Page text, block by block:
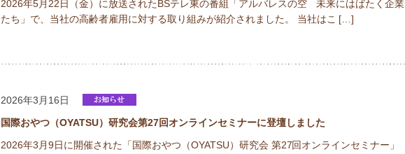
2026年5月22日（金）に放送されたBSテレ東の番組「アルバレスの空 未来にはばたく企業
たち」で、当社の高齢者雇用に対する取り組みが紹介されました。 当社はこ […]
2026年3月16日
国際おやつ（OYATSU）研究会第27回オンラインセミナーに登壇しました
2026年3月9日に開催された「国際おやつ（OYATSU）研究会 第27回オンラインセミナー」